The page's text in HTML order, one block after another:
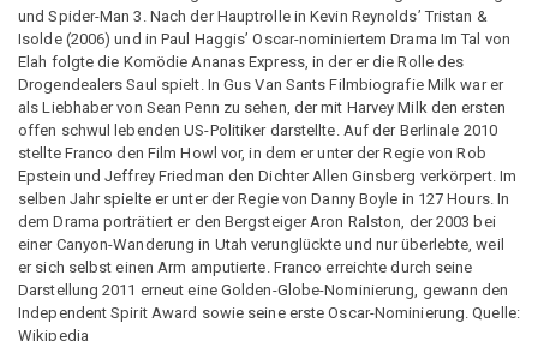
und Spider-Man 3. Nach der Hauptrolle in Kevin Reynolds’ Tristan &
Isolde (2006) und in Paul Haggis’ Oscar-nominiertem Drama Im Tal von
Elah folgte die Komödie Ananas Express, in der er die Rolle des
Drogendealers Saul spielt. In Gus Van Sants Filmbiografie Milk war er
als Liebhaber von Sean Penn zu sehen, der mit Harvey Milk den ersten
offen schwul lebenden US-Politiker darstellte. Auf der Berlinale 2010
stellte Franco den Film Howl vor, in dem er unter der Regie von Rob
Epstein und Jeffrey Friedman den Dichter Allen Ginsberg verkörpert. Im
selben Jahr spielte er unter der Regie von Danny Boyle in 127 Hours. In
dem Drama porträtiert er den Bergsteiger Aron Ralston, der 2003 bei
einer Canyon-Wanderung in Utah verunglückte und nur überlebte, weil
er sich selbst einen Arm amputierte. Franco erreichte durch seine
Darstellung 2011 erneut eine Golden-Globe-Nominierung, gewann den
Independent Spirit Award sowie seine erste Oscar-Nominierung. Quelle:
Wikipedia